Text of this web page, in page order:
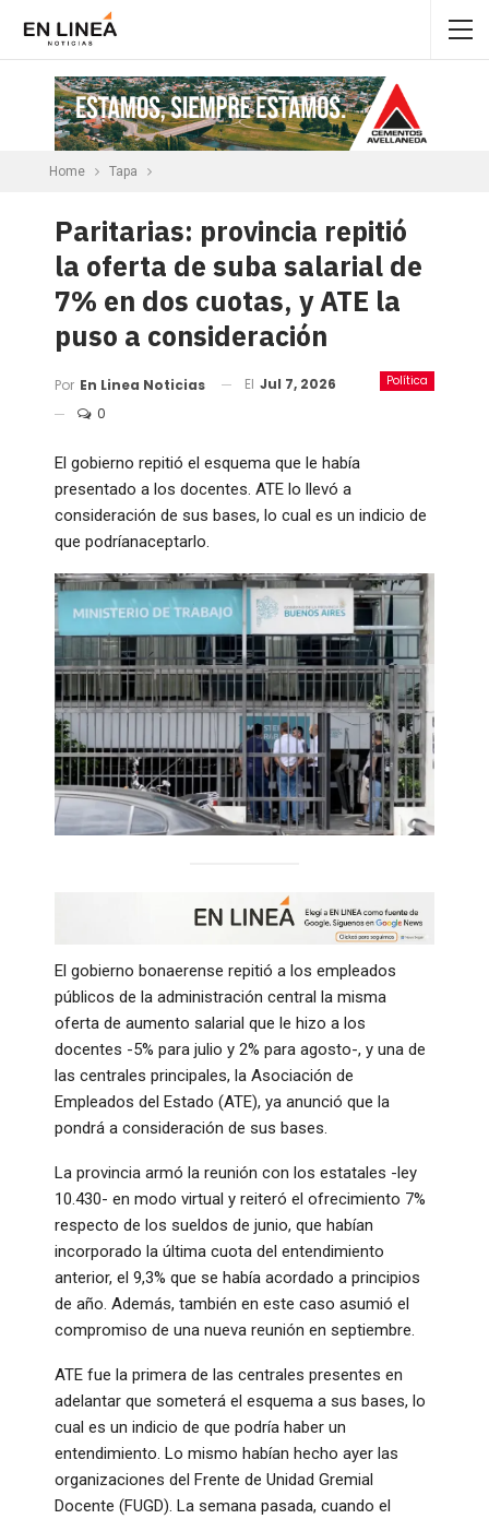
Home Tapa
Paritarias: provincia repitió
la oferta de suba salarial de
7% en dos cuotas, y ATE la
puso a consideración
Política
Por En Linea Noticias El Jul 7, 2026
0
El gobierno repitió el esquema que le había
presentado a los docentes. ATE lo llevó a
consideración de sus bases, lo cual es un indicio de
que podríanaceptarlo.
El gobierno bonaerense repitió a los empleados
públicos de la administración central la misma
oferta de aumento salarial que le hizo a los
docentes -5% para julio y 2% para agosto-, y una de
las centrales principales, la Asociación de
Empleados del Estado (ATE), ya anunció que la
pondrá a consideración de sus bases.
La provincia armó la reunión con los estatales -ley
10.430- en modo virtual y reiteró el ofrecimiento 7%
respecto de los sueldos de junio, que habían
incorporado la última cuota del entendimiento
anterior, el 9,3% que se había acordado a principios
de año. Además, también en este caso asumió el
compromiso de una nueva reunión en septiembre.
ATE fue la primera de las centrales presentes en
adelantar que someterá el esquema a sus bases, lo
cual es un indicio de que podría haber un
entendimiento. Lo mismo habían hecho ayer las
organizaciones del Frente de Unidad Gremial
Docente (FUGD). La semana pasada, cuando el